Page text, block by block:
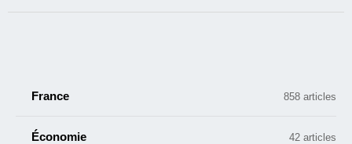
France 858 articles
Économie 42 articles